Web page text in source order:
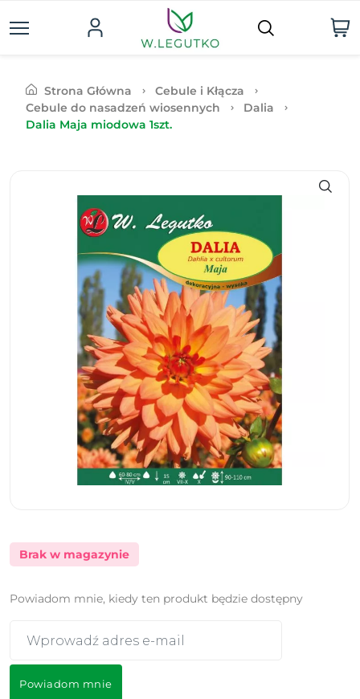
Strona Główna
Cebule i Kłącza
Cebule do nasadzeń wiosennych
Dalia
Dalia Maja miodowa 1szt.
Brak w magazynie
Powiadom mnie, kiedy ten produkt będzie dostępny
Powiadom mnie